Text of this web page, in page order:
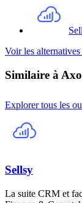
Voir les
Similaire à
Explorer tous les
Sellsy
La suite CRM et